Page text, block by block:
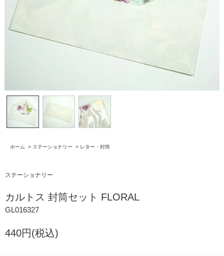
ホーム > ステーショナリー > レター・封筒
ステーショナリー
カルトス 封筒セット FLORAL
GL016327
440円(税込)